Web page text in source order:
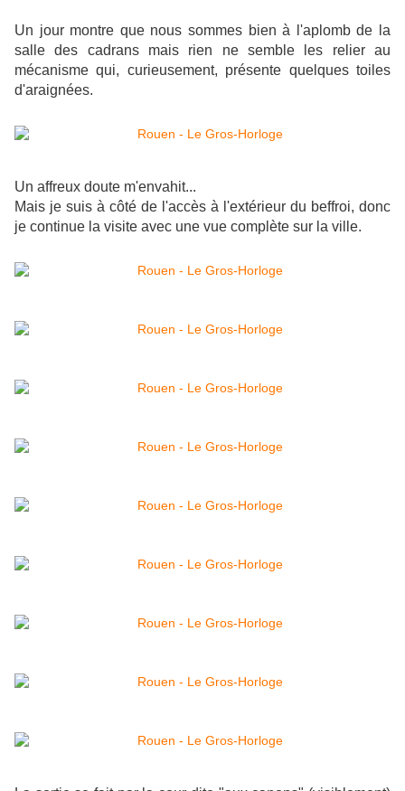
Un jour montre que nous sommes bien à l'aplomb de la
salle des cadrans mais rien ne semble les relier au
mécanisme qui, curieusement, présente quelques toiles
d'araignées.
Un affreux doute m'envahit...
Mais je suis à côté de l'accès à l'extérieur du beffroi, donc
je continue la visite avec une vue complète sur la ville.